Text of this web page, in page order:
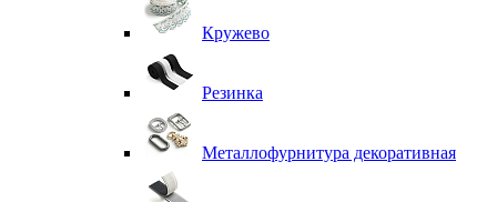
Кружево
Резинка
Металлофурнитура декоративная